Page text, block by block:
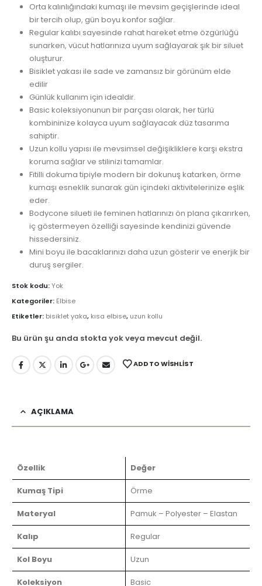
Orta kalınlığındaki kumaşı ile mevsim geçişlerinde ideal
bir tercih olup, gün boyu konfor sağlar.
Regular kalıbı sayesinde rahat hareket etme özgürlüğü
sunarken, vücut hatlarınıza uyum sağlayarak şık bir siluet
oluşturur.
Bisiklet yakası ile sade ve zamansız bir görünüm elde
edilir
Günlük kullanım için idealdir.
Basic koleksiyonunun bir parçası olarak, her türlü
kombininize kolayca uyum sağlayacak düz tasarıma
sahiptir.
Uzun kollu yapısı ile mevsimsel değişikliklere karşı ekstra
koruma sağlar ve stilinizi tamamlar.
Fitilli dokuma tipiyle modern bir dokunuş katarken, örme
kumaşı esneklik sunarak gün içindeki aktivitelerinize eşlik
eder.
Bodycone silueti ile feminen hatlarınızı ön plana çıkarırken,
iç göstermeyen özelliği sayesinde kendinizi güvende
hissedersiniz.
Mini boyu ile bacaklarınızı daha uzun gösterir ve enerjik bir
duruş sergiler.
Stok kodu:Yok
Kategoriler: Elbise
Etiketler: bisiklet yaka, kısa elbise, uzun kollu
Bu ürün şu anda stokta yok veya mevcut değil.
ADD TO WISHLIST
AÇIKLAMA
Özellik Değer
Kumaş Tipi Örme
Materyal Pamuk – Polyester – Elastan
Kalıp Regular
Kol Boyu Uzun
Koleksiyon Basic